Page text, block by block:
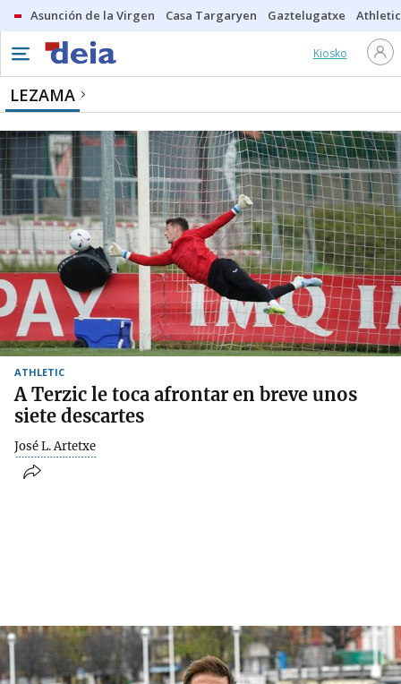
Asunción de la Virgen Casa Targaryen Gaztelugatxe Athletic
Kiosko
LEZAMA
ATHLETIC
A Terzic le toca afrontar en breve unos
siete descartes
José L. Artetxe